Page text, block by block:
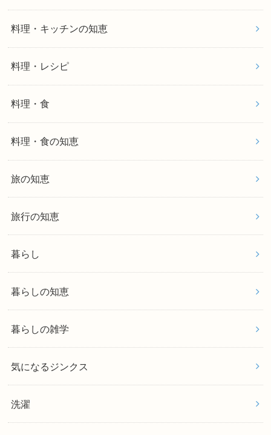
料理・キッチンの知恵
料理・レシピ
料理・食
料理・食の知恵
旅の知恵
旅行の知恵
暮らし
暮らしの知恵
暮らしの雑学
気になるジンクス
洗濯